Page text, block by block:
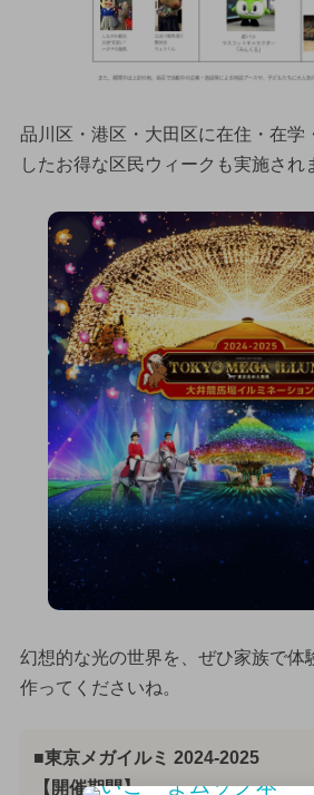
品川区・港区・大田区に在住・在学
したお得な区民ウィークも実施され
幻想的な光の世界を、ぜひ家族で体
作ってくださいね。
■東京メガイルミ 2024-2025
【開催期間】